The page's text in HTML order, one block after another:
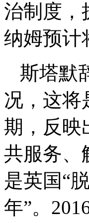
治制度，
纳姆预计
斯塔默
况，这将
期，反映
共服务、
是英国“
年”。